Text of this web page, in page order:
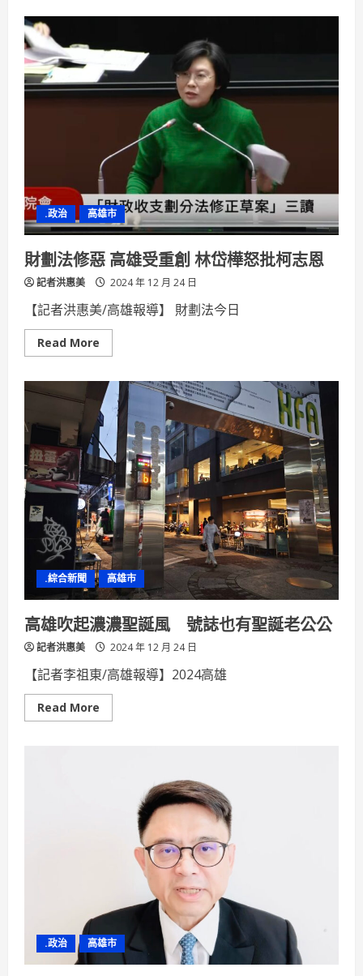
研
究
院
與
國
學
深
化
合
作
兩
個
海
洋
研
究
實
室
揭
牌
.政治 高雄市
財劃法修惡 高雄受重創 林岱樺怒批柯志恩
記者洪惠美 2024 年 12 月 24 日
【記者洪惠美/高雄報導】 財劃法今日
Read More
more
劃
法
修
惡
高
雄
受
重
創
林
岱
樺
怒
批
柯
志
恩
.綜合新聞 高雄市
高雄吹起濃濃聖誕風 號誌也有聖誕老公公
記者洪惠美 2024 年 12 月 24 日
【記者李祖東/高雄報導】2024高雄
Read More
more
老
公
公
.政治 高雄市